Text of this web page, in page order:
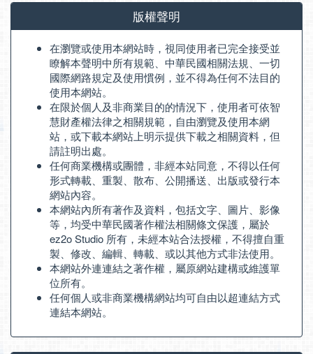
版權聲明
在瀏覽或使用本網站時，視同使用者已完全接受並
瞭解本聲明中所有規範、中華民國相關法規、一切
國際網路規定及使用慣例，並不得為任何不法目的
使用本網站。
在限於個人及非商業目的的情況下，使用者可依智
慧財產權法律之相關規範，自由瀏覽及使用本網
站，或下載本網站上明示提供下載之相關資料，但
請註明出處。
任何商業機構或團體，非經本站同意，不得以任何
形式轉載、重製、散布、公開播送、出版或發行本
網站內容。
本網站內所有著作及資料，包括文字、圖片、影像
等，均受中華民國著作權法相關條文保護，屬於
ez2o Studio 所有，未經本站合法授權，不得擅自重
製、修改、編輯、轉載、或以其他方式非法使用。
本網站外連連結之著作權，屬原網站建構或維護單
位所有。
任何個人或非商業機構網站均可自由以超連結方式
連結本網站。